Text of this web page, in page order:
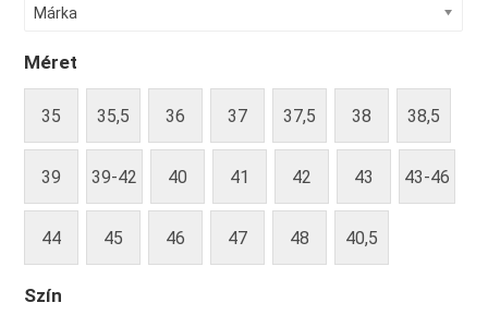
Márka
Méret
35 35,5 36 37 37,5 38 38,5
39 39-42 40 41 42 43 43-46
44 45 46 47 48 40,5
Szín